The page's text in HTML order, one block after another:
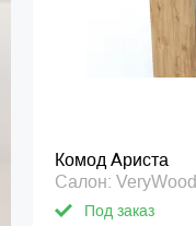
Комод Ариста
Салон: VeryWood
Под заказ